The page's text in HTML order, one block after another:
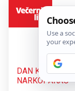
DAN KADA JE
NARKOPAKAO